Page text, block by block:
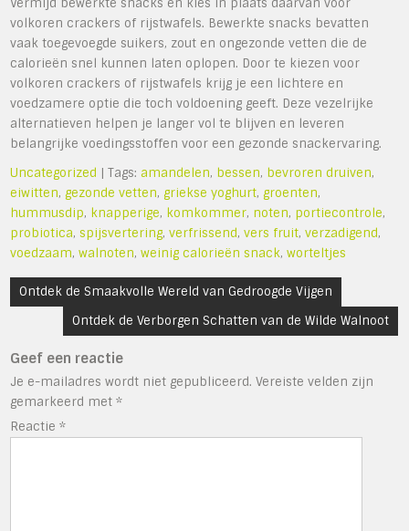
volkoren crackers of rijstwafels. Bewerkte snacks bevatten
vaak toegevoegde suikers, zout en ongezonde vetten die de
calorieën snel kunnen laten oplopen. Door te kiezen voor
volkoren crackers of rijstwafels krijg je een lichtere en
voedzamere optie die toch voldoening geeft. Deze vezelrijke
alternatieven helpen je langer vol te blijven en leveren
belangrijke voedingsstoffen voor een gezonde snackervaring.
Uncategorized | Tags: amandelen, bessen, bevroren druiven,
eiwitten,gezonde vetten,griekse yoghurt,groenten,
hummusdip, knapperige, komkommer, noten, portiecontrole,
probiotica,spijsvertering,verfrissend,vers fruit,verzadigend,
voedzaam,walnoten,weinig calorieën snack,worteltjes
Bericht
navigatie
Ontdek de Smaakvolle Wereld van Gedroogde Vijgen
Ontdek de Verborgen Schatten van de Wilde Walnoot
Geef een reactie
Je e-mailadres wordt niet gepubliceerd. Vereiste velden zijn
gemarkeerd met*
Reactie*